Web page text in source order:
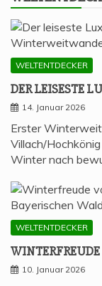
WELTENTDECKER
DER LEI­SES­TE
14. Januar 2026
Erster
Villach/
Winter nach
WELTENTDECKER
10. Januar 2026